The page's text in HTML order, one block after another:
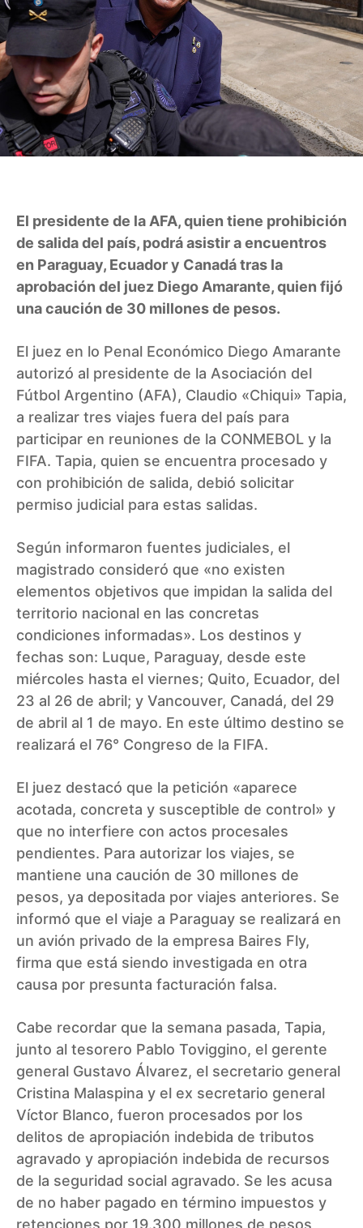
El presidente de la AFA, quien tiene prohibición
de salida del país, podrá asistir a encuentros
en Paraguay, Ecuador y Canadá tras la
aprobación del juez Diego Amarante, quien fijó
una caución de 30 millones de pesos.
El juez en lo Penal Económico Diego Amarante
autorizó al presidente de la Asociación del
Fútbol Argentino (AFA), Claudio «Chiqui» Tapia,
a realizar tres viajes fuera del país para
participar en reuniones de la CONMEBOL y la
FIFA. Tapia, quien se encuentra procesado y
con prohibición de salida, debió solicitar
permiso judicial para estas salidas.
Según informaron fuentes judiciales, el
magistrado consideró que «no existen
elementos objetivos que impidan la salida del
territorio nacional en las concretas
condiciones informadas». Los destinos y
fechas son: Luque, Paraguay, desde este
miércoles hasta el viernes; Quito, Ecuador, del
23 al 26 de abril; y Vancouver, Canadá, del 29
de abril al 1 de mayo. En este último destino se
realizará el 76° Congreso de la FIFA.
El juez destacó que la petición «aparece
acotada, concreta y susceptible de control» y
que no interfiere con actos procesales
pendientes. Para autorizar los viajes, se
mantiene una caución de 30 millones de
pesos, ya depositada por viajes anteriores. Se
informó que el viaje a Paraguay se realizará en
un avión privado de la empresa Baires Fly,
firma que está siendo investigada en otra
causa por presunta facturación falsa.
Cabe recordar que la semana pasada, Tapia,
junto al tesorero Pablo Toviggino, el gerente
general Gustavo Álvarez, el secretario general
Cristina Malaspina y el ex secretario general
Víctor Blanco, fueron procesados por los
delitos de apropiación indebida de tributos
agravado y apropiación indebida de recursos
de la seguridad social agravado. Se les acusa
de no haber pagado en término impuestos y
retenciones por 19.300 millones de pesos